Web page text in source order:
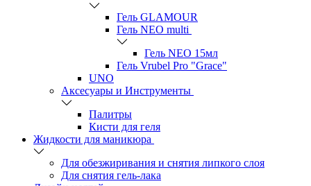
Гель GLAMOUR
Гель NEO multi
Гель NEO 15мл
Гель Vrubel Pro "Grace"
UNO
Аксесуары и Инструменты
Палитры
Кисти для геля
Жидкости для маникюра
Для обезжиривания и снятия липкого слоя
Для снятия гель-лака